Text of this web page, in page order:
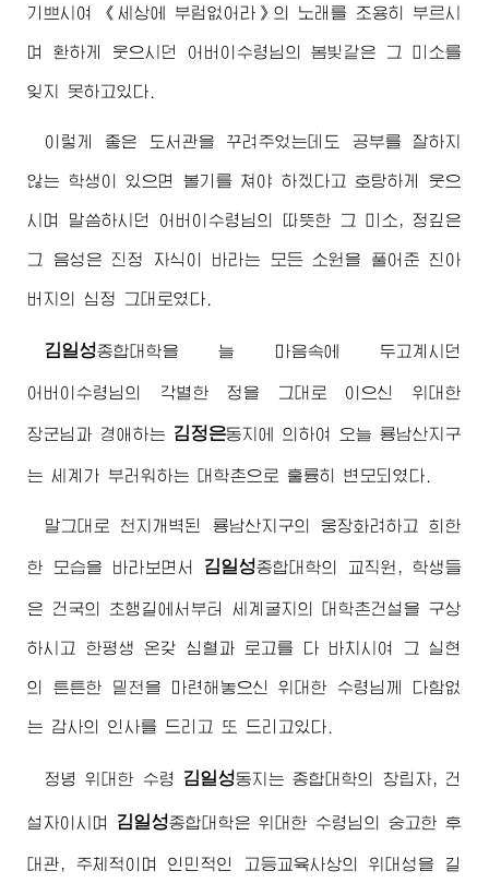
기쁘시여 《세상에 부럼없어라》의 노래를 조용히 부르시
며 환하게 웃으시던 어버이수령님 의 봄빛같은 그 미소를
잊지 못하고있다.
이렇게 좋은 도서관을 꾸려주었는데도 공부를 잘하지
않는 학생이 있으면 볼기를 쳐야 하겠다고 호탕하게 웃으
시며 말씀하시던 어버이수령님 의 따뜻한 그 미소, 정깊은
그 음성은 진정 자식이 바라는 모든 소원을 풀어준 친아
버지의 심정 그대로였다.
김일성종합대학을 늘 마음속에 두고계시던
어버이수령님 의 각별한 정을 그대로 이으신 위대한
장군님 과 경애하는 김정은동지 에 의하여 오늘 룡남산지구
는 세계가 부러워하는 대학촌으로 훌륭히 변모되였다.
말그대로 천지개벽된 룡남산지구의 웅장화려하고 희한
한 모습을 바라보면서 김일성종합대학의 교직원, 학생들
은 건국의 초행길에서부터 세계굴지의 대학촌건설을 구상
하시고 한평생 온갖 심혈과 로고를 다 바치시여 그 실현
의 튼튼한 밑천을 마련해놓으신위대한 수령님 께 다함없
는 감사의 인사를 드리고 또 드리고있다.
정녕위대한 수령 김일성동지는 종합대학의 창립자, 건
설자이시며 김일성종합대학은 위대한 수령님 의 숭고한 후
대관, 주체적이며 인민적인 고등교육사상의 위대성을 길